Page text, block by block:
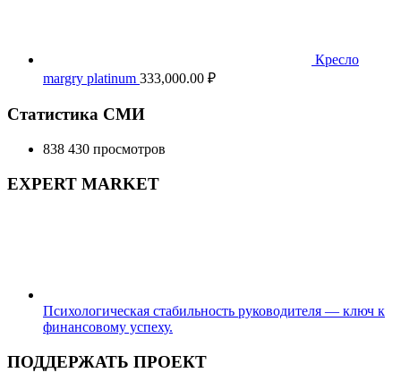
Кресло
margry platinum 333,000.00 ₽
Статистика СМИ
838 430 просмотров
EXPERT MARKET
Психологическая стабильность руководителя — ключ к
финансовому успеху.
ПОДДЕРЖАТЬ ПРОЕКТ